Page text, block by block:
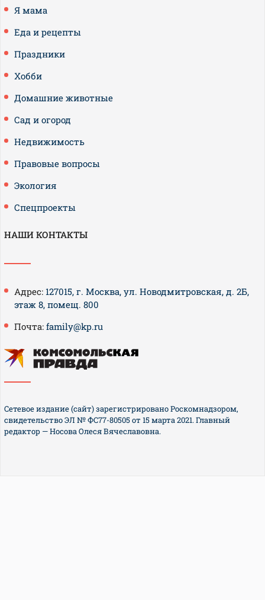
Я мама
Еда и рецепты
Праздники
Хобби
Домашние животные
Сад и огород
Недвижимость
Правовые вопросы
Экология
Спецпроекты
НАШИ КОНТАКТЫ
Адрес: 127015, г. Москва, ул. Новодмитровская, д. 2Б,
этаж 8, помещ. 800
Почта: family@kp.ru
Сетевое издание (сайт) зарегистрировано Роскомнадзором,
свидетельство ЭЛ № ФС77-80505 от 15 марта 2021. Главный
редактор — Носова Олеся Вячеславовна.